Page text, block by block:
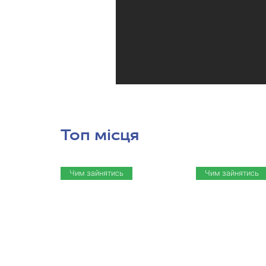
Топ місця
Чим зайнятись Чим зайнятись